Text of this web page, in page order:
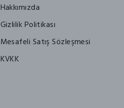
Hakkımızda
Gizlilik Politikası
Mesafeli Satış Sözleşmesi
KVKK